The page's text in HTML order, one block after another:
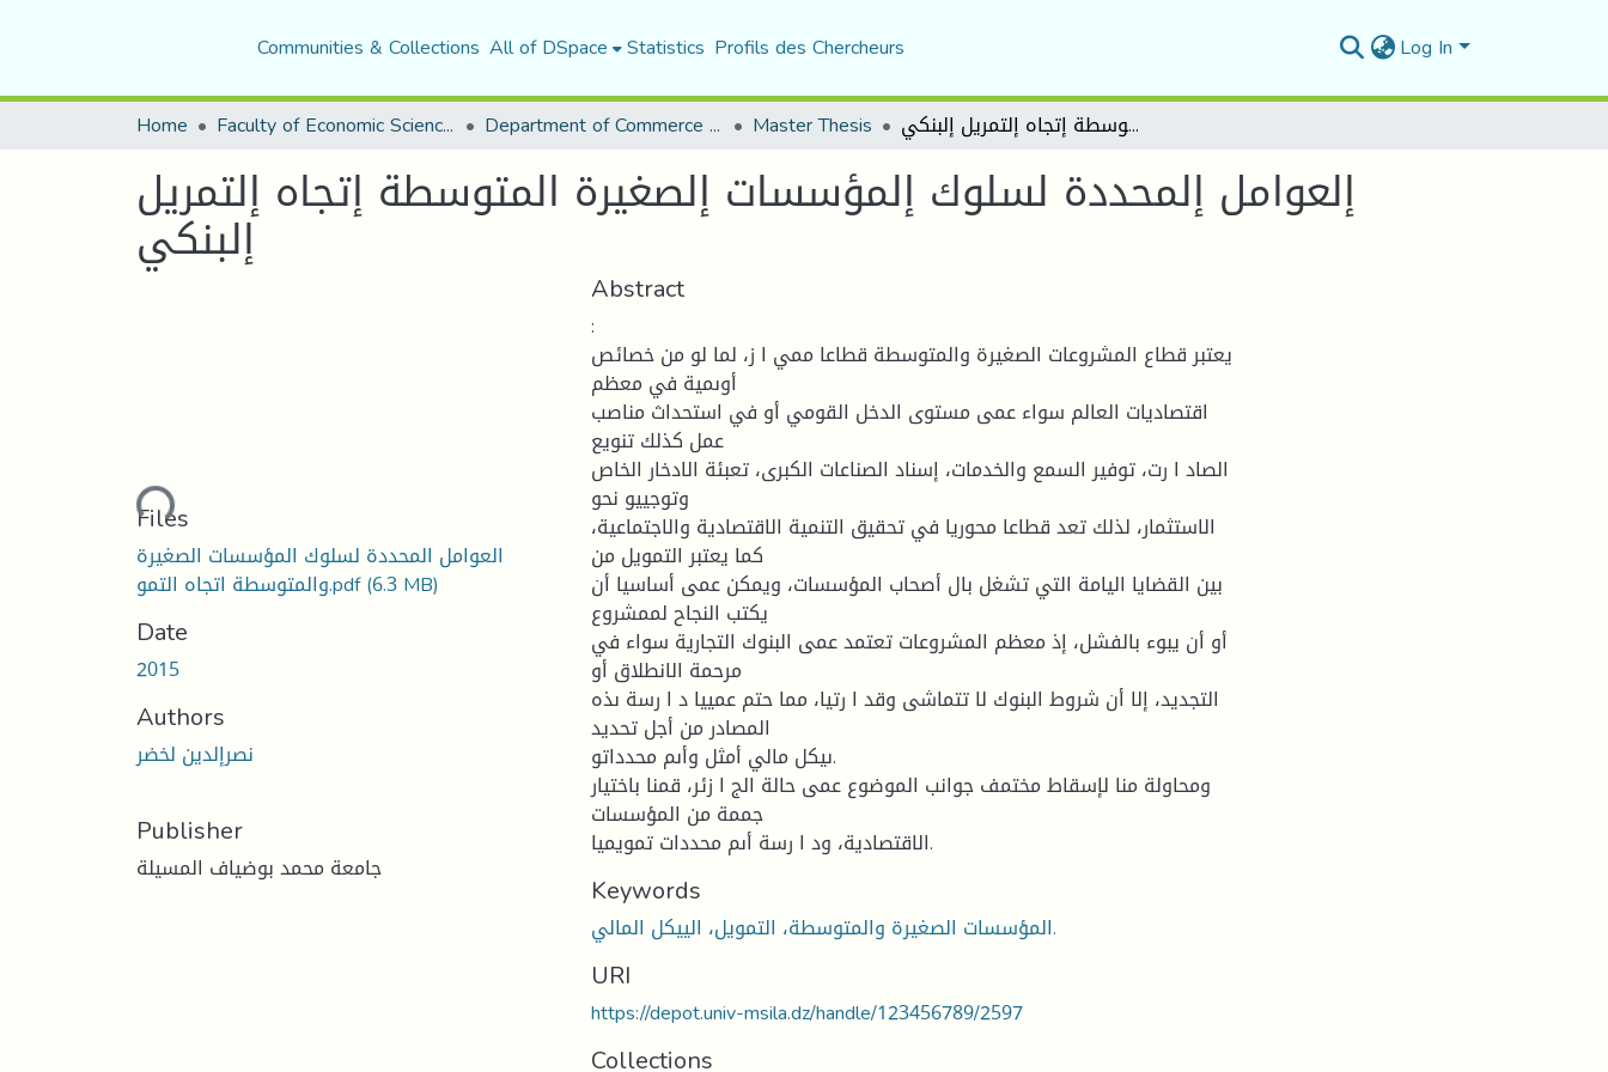
Communities & Collections All of DSpace Statistics Profils des Chercheurs Log In
Home Faculty of Economic Sciences, Commerce and Management Sciences Department of Commerce Science Master Thesis إلعوامل إلمحددة لسلوك إلمؤسسات إلصغيرة المتوسطة إتجاه إلتمريل إلبنكي
إلعوامل إلمحددة لسلوك إلمؤسسات إلصغيرة المتوسطة إتجاه إلتمريل
إلبنكي
Loading...
Files
العوامل المحددة لسلوك المؤسسات الصغيرة
والمتوسطة اتجاه التمو.pdf(6.3 MB)
Date
2015
Authors
نصرإلدين لخضر
Publisher
جامعة محمد بوضياف المسيلة
Abstract
:
يعتبر قطاع المشروعات الصغيرة والمتوسطة قطاعا ممي ا ز، لما لو من خصائص
أوىمية في معظم
اقتصاديات العالم سواء عمى مستوى الدخل القومي أو في استحداث مناصب
عمل كذلك تنويع
الصاد ا رت، توفير السمع والخدمات، إسناد الصناعات الكبرى، تعبئة الادخار الخاص
وتوجييو نحو
الاستثمار، لذلك تعد قطاعا محوريا في تحقيق التنمية الاقتصادية والاجتماعية،
كما يعتبر التمويل من
بين القضايا اليامة التي تشغل بال أصحاب المؤسسات، ويمكن عمى أساسيا أن
يكتب النجاح لممشروع
أو أن يبوء بالفشل، إذ معظم المشروعات تعتمد عمى البنوك التجارية سواء في
مرحمة الانطلاق أو
التجديد، إلا أن شروط البنوك لا تتماشى وقد ا رتيا، مما حتم عمييا د ا رسة ىذه
المصادر من أجل تحديد
ىيكل مالي أمثل وأىم محدداتو.
ومحاولة منا لإسقاط مختمف جوانب الموضوع عمى حالة الج ا زئر، قمنا باختيار
جممة من المؤسسات
الاقتصادية، ود ا رسة أىم محددات تمويميا.
Keywords
المؤسسات الصغيرة والمتوسطة، التمويل، الييكل المالي.
URI
https://depot.univ-msila.dz/handle/123456789/2597
Collections